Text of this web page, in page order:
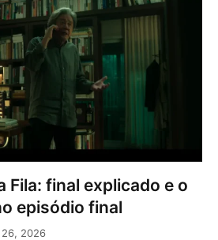
Fila: final explicado e o
episódio final
2026